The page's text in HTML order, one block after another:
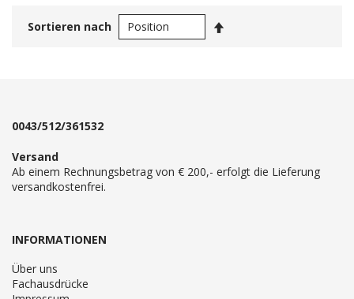
Sortieren nach
0043/512/361532
Versand
Ab einem Rechnungsbetrag von € 200,- erfolgt die Lieferung
versandkostenfrei.
INFORMATIONEN
Über uns
Fachausdrücke